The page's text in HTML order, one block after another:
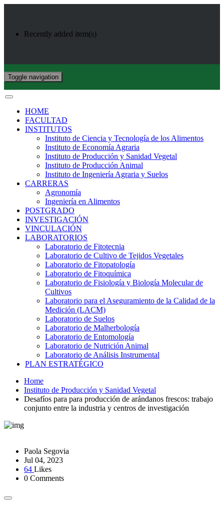
Recently added item(s)
Toggle navigation
HOME
FACULTAD
INSTITUTOS
Instituto de Ciencia y Tecnología de los Alimentos
Instituto de Economía Agraria
Instituto de Producción y Sanidad Vegetal
Instituto de Producción Animal
Instituto de Ingeniería Agraria y Suelos
CARRERAS
Agronomía
Ingeniería en Alimentos
POSTGRADO
INVESTIGACIÓN
VINCULACIÓN
LABORATORIOS
Laboratorio de Fitotecnia
Laboratorio de Cultivo de Tejidos Vegetales
Laboratorio de Fitopatología
Laboratorio de Fitoquímica
Laboratorio de Fisiología y Biología Molecular de
Cultivos
Laboratorio para el Aseguramiento de la Calidad de la
Medición (LACM)
Laboratorio de Suelos
Laboratorio de Malherbología
Laboratorio de Entomología
Laboratorio de Nutrición Animal
Laboratorio de Análisis Instrumental
PLAN ESTRATÉGICO
Home
Instituto de Producción y Sanidad Vegetal
Desafíos para para producción de arándanos frescos: trabajo
conjunto entre la industria y centros de investigación
Paola Segovia
Jul 04, 2023
64 Likes
0 Comments